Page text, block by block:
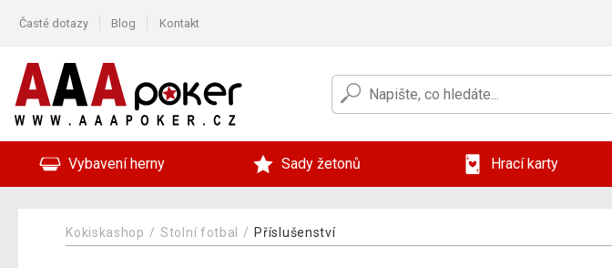
Časté dotazy Blog Kontakt
Vybavení herny Sady žetonů Hrací karty
Kokiskashop Stolní fotbal Příslušenství